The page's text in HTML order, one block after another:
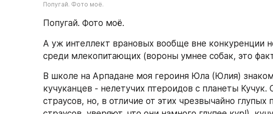
Попугай. Фото моё.
Попугай. Фото моё.
А уж интеллект врановых вообще вне конкуренции
среди млекопитающих (вороны умнее собак, это
В школе на Арпадане моя героиня Юла (Юлия)
кучуканцев - нелетучих птероидов с планеты
страусов, но, в отличие от этих чрезвычайно глупых